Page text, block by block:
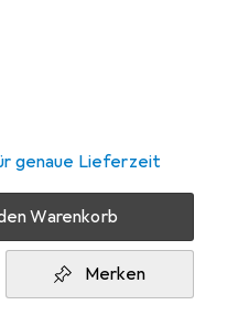
genaue Lieferzeit
Warenkorb
Merken